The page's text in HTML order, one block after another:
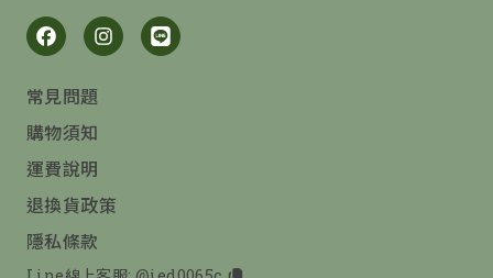
常見問題
購物須知
運費說明
退換貨政策
隱私條款